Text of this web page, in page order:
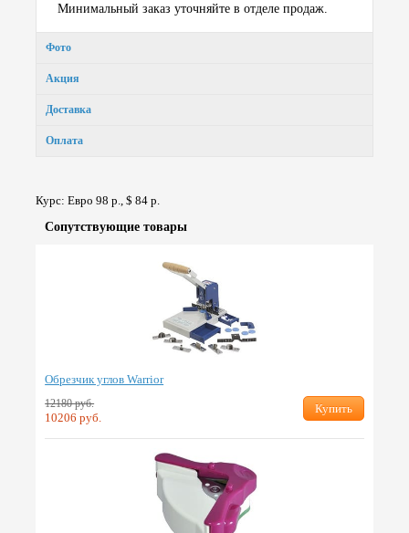
Минимальный заказ уточняйте в отделе продаж.
Фото
Акция
Доставка
Оплата
Курс: Евро 98 р., $ 84 р.
Сопут­ствую­щие товары
Обрезчик углов Warrior
12180 руб.
10206 руб.
Купить